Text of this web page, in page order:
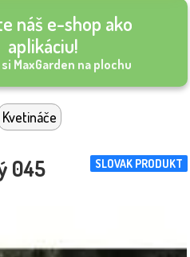
náš e-shop ako
aplikáciu!
MaxGarden na plochu
Kvetináče
SLOVAK PRODUKT
045